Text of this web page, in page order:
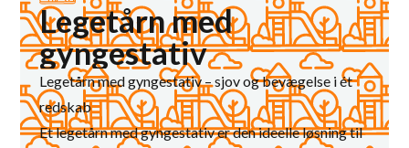
Legetårn med
gyngestativ
Legetårn med gyngestativ – sjov og bevægelse i ét
redskab
Et legetårn med gyngestativ er den ideelle løsning til